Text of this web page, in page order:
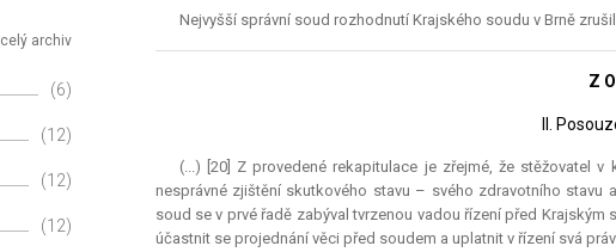
Nejvyšší správní soud rozhodnutí Krajského soudu v Brně
Z
II.
(...) [20] Z provedené rekapitulace je zřejmé, že stěžovatel
nesprávné zjištění skutkového stavu – svého zdravotního
soud se v prvé řadě zabýval tvrzenou vadou řízení před
účastnit se projednání věci před soudem a uplatnit v řízení svá
celý archiv
(6)
(12)
(12)
(12)